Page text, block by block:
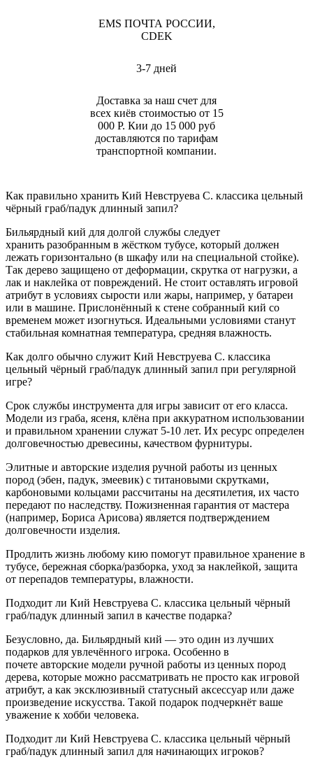
EMS ПОЧТА РОССИИ,
CDEK
3-7 дней
Доставка за наш счет для
всех киёв стоимостью от 15
000 Р. Кии до 15 000 руб
доставляются по тарифам
транспортной компании.
Как правильно хранить Кий Невструева С. классика цельный
чёрный граб/падук длинный запил?
Бильярдный кий для долгой службы следует
хранить разобранным в жёстком тубусе, который должен
лежать горизонтально (в шкафу или на специальной стойке).
Так дерево защищено от деформации, скрутка от нагрузки, а
лак и наклейка от повреждений. Не стоит оставлять игровой
атрибут в условиях сырости или жары, например, у батареи
или в машине. Прислонённый к стене собранный кий со
временем может изогнуться. Идеальными условиями станут
стабильная комнатная температура, средняя влажность.
Как долго обычно служит Кий Невструева С. классика
цельный чёрный граб/падук длинный запил при регулярной
игре?
Срок службы инструмента для игры зависит от его класса.
Модели из граба, ясеня, клёна при аккуратном использовании
и правильном хранении служат 5-10 лет. Их ресурс определен
долговечностью древесины, качеством фурнитуры.
Элитные и авторские изделия ручной работы из ценных
пород (эбен, падук, змеевик) с титановыми скрутками,
карбоновыми кольцами рассчитаны на десятилетия, их часто
передают по наследству. Пожизненная гарантия от мастера
(например, Бориса Арисова) является подтверждением
долговечности изделия.
Продлить жизнь любому кию помогут правильное хранение в
тубусе, бережная сборка/разборка, уход за наклейкой, защита
от перепадов температуры, влажности.
Подходит ли Кий Невструева С. классика цельный чёрный
граб/падук длинный запил в качестве подарка?
Безусловно, да. Бильярдный кий — это один из лучших
подарков для увлечённого игрока. Особенно в
почете авторские модели ручной работы из ценных пород
дерева, которые можно рассматривать не просто как игровой
атрибут, а как эксклюзивный статусный аксессуар или даже
произведение искусства. Такой подарок подчеркнёт ваше
уважение к хобби человека.
Подходит ли Кий Невструева С. классика цельный чёрный
граб/падук длинный запил для начинающих игроков?